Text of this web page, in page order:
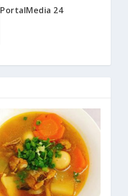
PortalMedia 24